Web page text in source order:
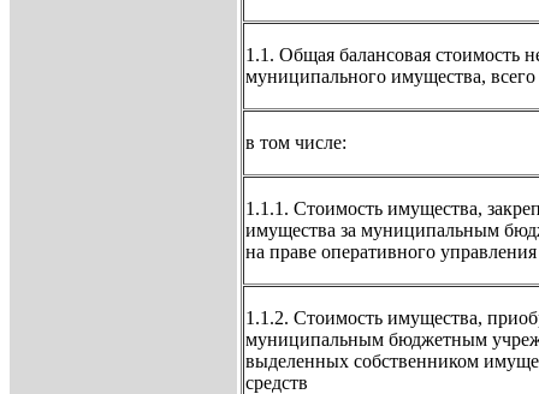
1.1. Общая балансовая стоимость
муниципального имущества, всего
в том числе:
1.1.1. Стоимость имущества,
имущества за муниципальным
на праве оперативного управления
1.1.2. Стоимость имущества,
муниципальным бюджетным
выделенных собственником
средств